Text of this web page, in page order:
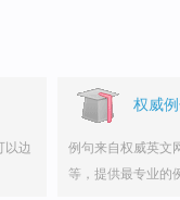
以边
权威
例句来自权威英文
等，提供最专业的